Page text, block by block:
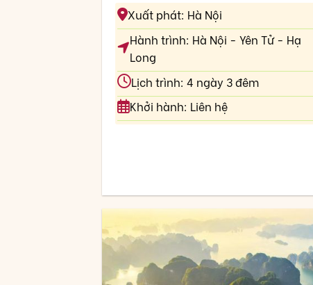
Xuất phát: Hà Nội
Hành trình: Hà Nội - Yên Tử - Hạ
Long
Lịch trình: 4 ngày 3 đêm
Khởi hành: Liên hệ